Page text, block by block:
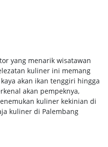
yang menarik wisatawan
kuliner ini memang
akan ikan tenggiri hingga
akan pempeknya,
kuliner kekinian di
kuliner di Palembang